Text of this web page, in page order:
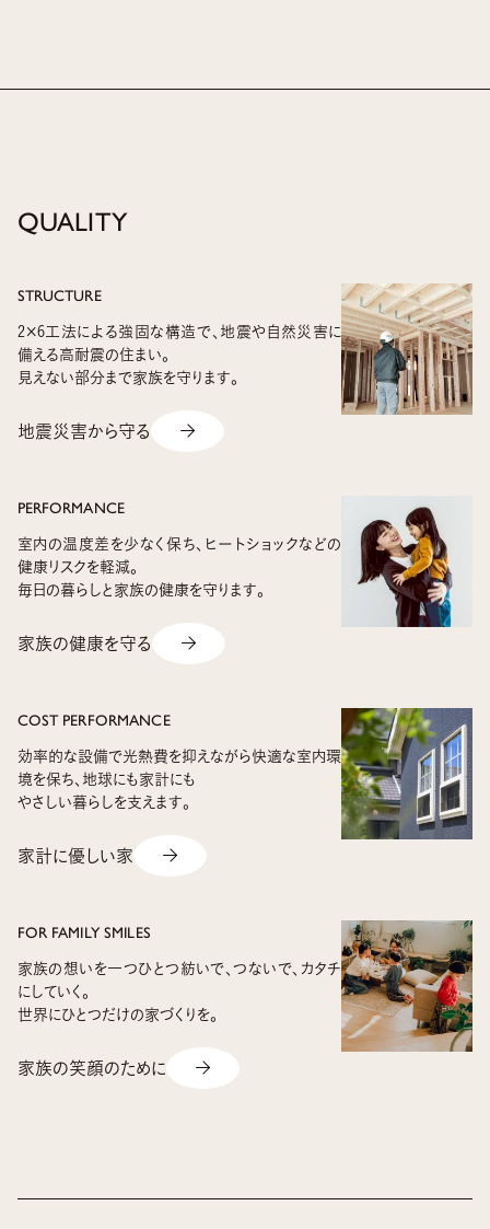
QUALITY
STRUCTURE
2×6工法による強固な構造で、 地震や自然災害に
備える高耐震の住まい。
見えない部分まで家族を守ります。
地震災害から守る
PERFORMANCE
室内の温度差を少なく保ち、 ヒートショックなどの
健康リスクを軽減。
毎日の暮らしと家族の健康を守ります。
家族の健康を守る
COST PERFORMANCE
効率的な設備で光熱費を抑えながら快適な室内環
境を保ち、地球にも家計にも
やさしい暮らしを支えます。
家計に優しい家
FOR FAMILY SMILES
家族の想いを一つひとつ紡いで、つないで、カタチ
にしていく。
世界にひとつだけの家づくりを。
家族の笑顔のために